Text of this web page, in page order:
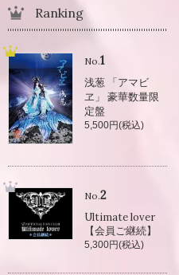
Ranking
No.1
浅葱 「アマビ
ヱ」 豪華数量限
定盤
5,500円(税込)
No.2
Ultimate lover
【会員ご継続】
5,300円(税込)